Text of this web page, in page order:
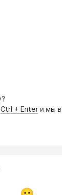
Ctrl + Enter и мы